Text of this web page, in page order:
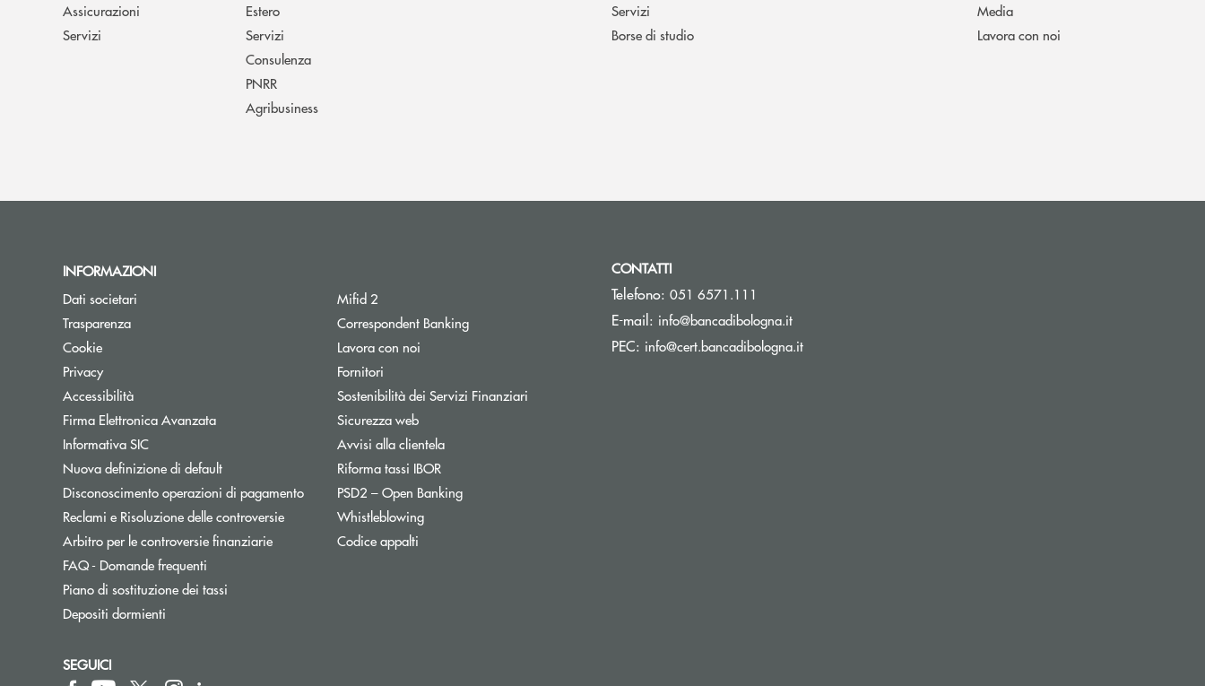
Assicurazioni
Servizi
Estero
Servizi
Consulenza
PNRR
Agribusiness
Servizi
Borse di studio
Media
Lavora con noi
INFORMAZIONI
Dati societari
Trasparenza
Cookie
Privacy
Accessibilità
Firma Elettronica Avanzata
Informativa SIC
Nuova definizione di default
Disconoscimento operazioni di pagamento
Reclami e Risoluzione delle controversie
Arbitro per le controversie finanziarieApre una nuova finestra
FAQ - Domande frequenti
Piano di sostituzione dei tassi
Depositi dormienti
Mifid 2
Correspondent Banking
Lavora con noi
Fornitori
Sostenibilità dei Servizi Finanziari
Sicurezza web
Avvisi alla clientela
Riforma tassi IBOR
PSD2 – Open BankingApre una nuova finestra
Whistleblowing
Codice appalti
CONTATTI
Telefono: 051 6571.111
E-mail: info@bancadibologna.it(si apre l’app di posta elettronica)
PEC: info@cert.bancadibologna.it(si apre l’app di posta elettronica)
SEGUICI